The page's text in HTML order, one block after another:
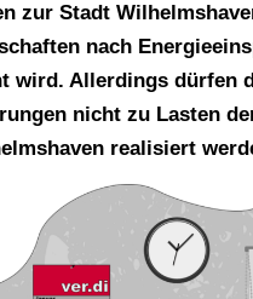
zur Stadt
nach
wird. Allerdings dürfen
nicht zu Lasten
realisiert